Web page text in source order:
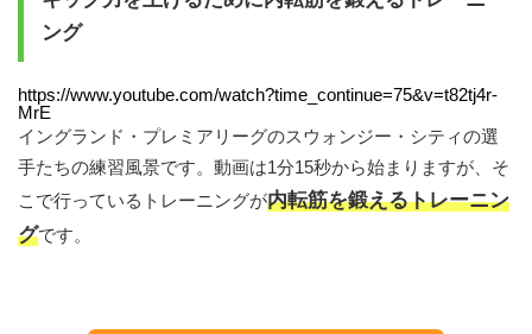
ング
https://www.youtube.com/watch?time_continue=75&v=t82tj4r-
MrE
イングランド・プレミアリーグのスウォンジー・シティの選
手たちの練習風景です。動画は1分15秒から始まりますが、そ
こで行っているトレーニングが内転筋を鍛えるトレーニン
グです。